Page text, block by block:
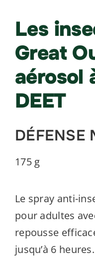
Les
Great
aérosol
DEET
DÉFENSE
175 g
Le spray anti-
pour adultes
repousse
jusqu’à 6